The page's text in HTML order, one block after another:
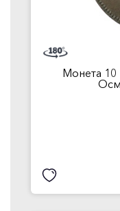
Монета 10